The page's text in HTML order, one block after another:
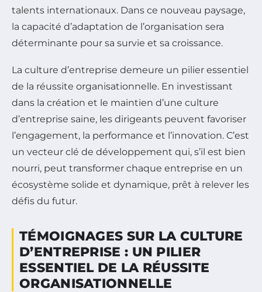
talents internationaux. Dans ce nouveau paysage,
la capacité d’adaptation de l’organisation sera
déterminante pour sa survie et sa croissance.
La culture d’entreprise demeure un pilier essentiel
de la réussite organisationnelle. En investissant
dans la création et le maintien d’une culture
d’entreprise saine, les dirigeants peuvent favoriser
l’engagement, la performance et l’innovation. C’est
un vecteur clé de développement qui, s’il est bien
nourri, peut transformer chaque entreprise en un
écosystème solide et dynamique, prêt à relever les
défis du futur.
TÉMOIGNAGES SUR LA CULTURE
D’ENTREPRISE : UN PILIER
ESSENTIEL DE LA RÉUSSITE
ORGANISATIONNELLE